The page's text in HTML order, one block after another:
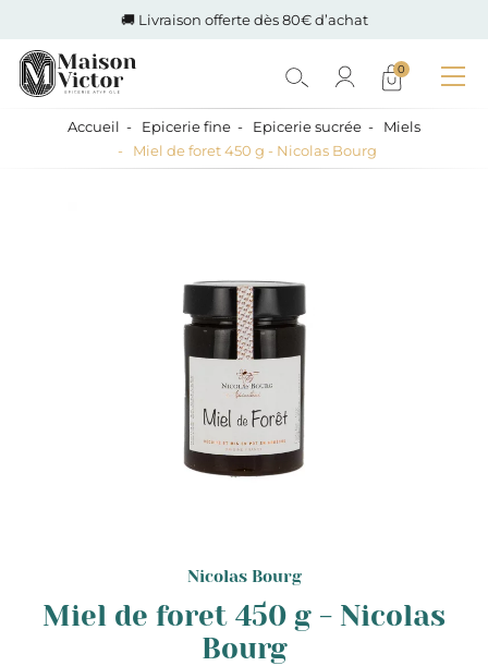
🚚 Livraison offerte dès 80€ d’achat
0
Accueil Epicerie fine Epicerie sucrée
Miels
Miel de foret 450 g - Nicolas Bourg
Nicolas Bourg
Miel de foret 450 g - Nicolas
Bourg